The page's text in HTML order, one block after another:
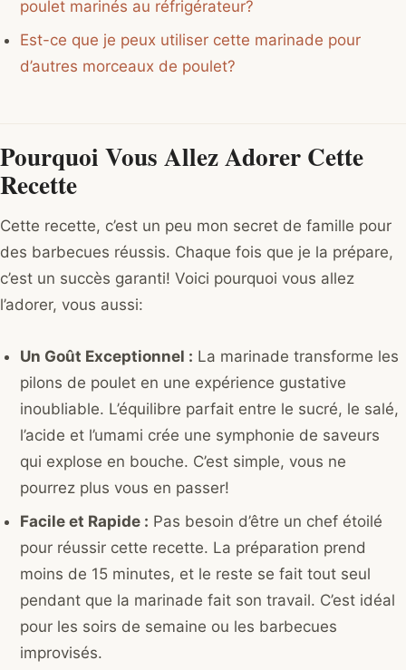
poulet marinés au réfrigérateur?
Est-ce que je peux utiliser cette marinade pour
d’autres morceaux de poulet?
Pourquoi Vous Allez Adorer Cette
Recette
Cette recette, c’est un peu mon secret de famille pour
des barbecues réussis. Chaque fois que je la prépare,
c’est un succès garanti! Voici pourquoi vous allez
l’adorer, vous aussi:
Un Goût Exceptionnel : La marinade transforme les
pilons de poulet en une expérience gustative
inoubliable. L’équilibre parfait entre le sucré, le salé,
l’acide et l’umami crée une symphonie de saveurs
qui explose en bouche. C’est simple, vous ne
pourrez plus vous en passer!
Facile et Rapide : Pas besoin d’être un chef étoilé
pour réussir cette recette. La préparation prend
moins de 15 minutes, et le reste se fait tout seul
pendant que la marinade fait son travail. C’est idéal
pour les soirs de semaine ou les barbecues
improvisés.